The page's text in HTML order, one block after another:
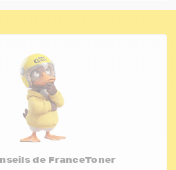
de FranceToner